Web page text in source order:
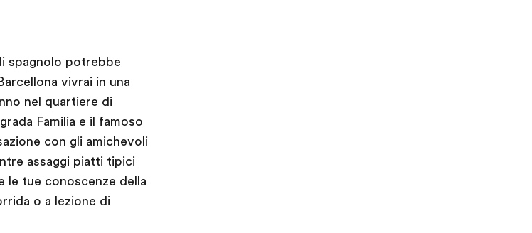
spagnolo potrebbe
vivrai in una
nel quartiere di
Familia e il famoso
con gli amichevoli
assaggi piatti tipici
le tue conoscenze della
o a lezione di